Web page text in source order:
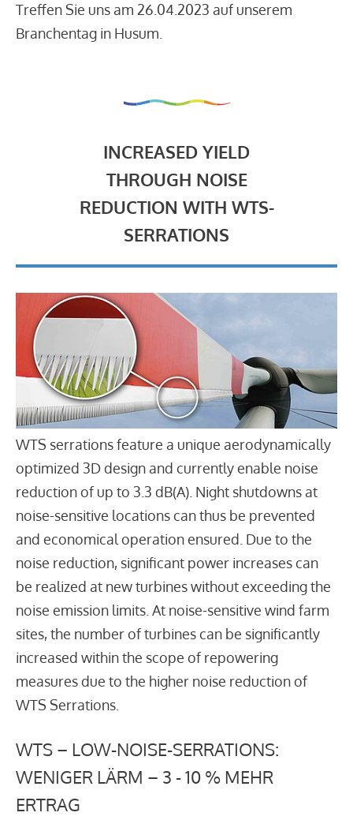
Treffen Sie uns am 26.04.2023 auf unserem
Branchentag in Husum.
INCREASED YIELD
THROUGH NOISE
REDUCTION WITH WTS-
SERRATIONS
WTS serrations feature a unique aerodynamically
optimized 3D design and currently enable noise
reduction of up to 3.3 dB(A). Night shutdowns at
noise-sensitive locations can thus be prevented
and economical operation ensured. Due to the
noise reduction, significant power increases can
be realized at new turbines without exceeding the
noise emission limits. At noise-sensitive wind farm
sites, the number of turbines can be significantly
increased within the scope of repowering
measures due to the higher noise reduction of
WTS Serrations.
WTS – LOW-NOISE-SERRATIONS:
WENIGER LÄRM – 3 - 10 % MEHR
ERTRAG